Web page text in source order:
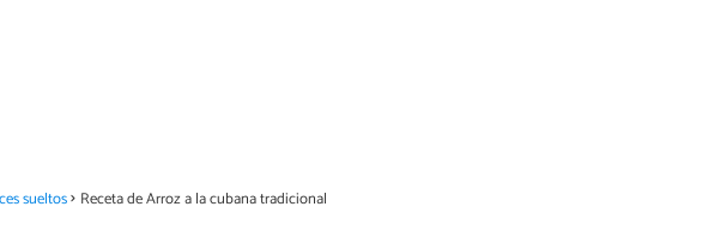
sueltos Receta de Arroz a la cubana tradicional